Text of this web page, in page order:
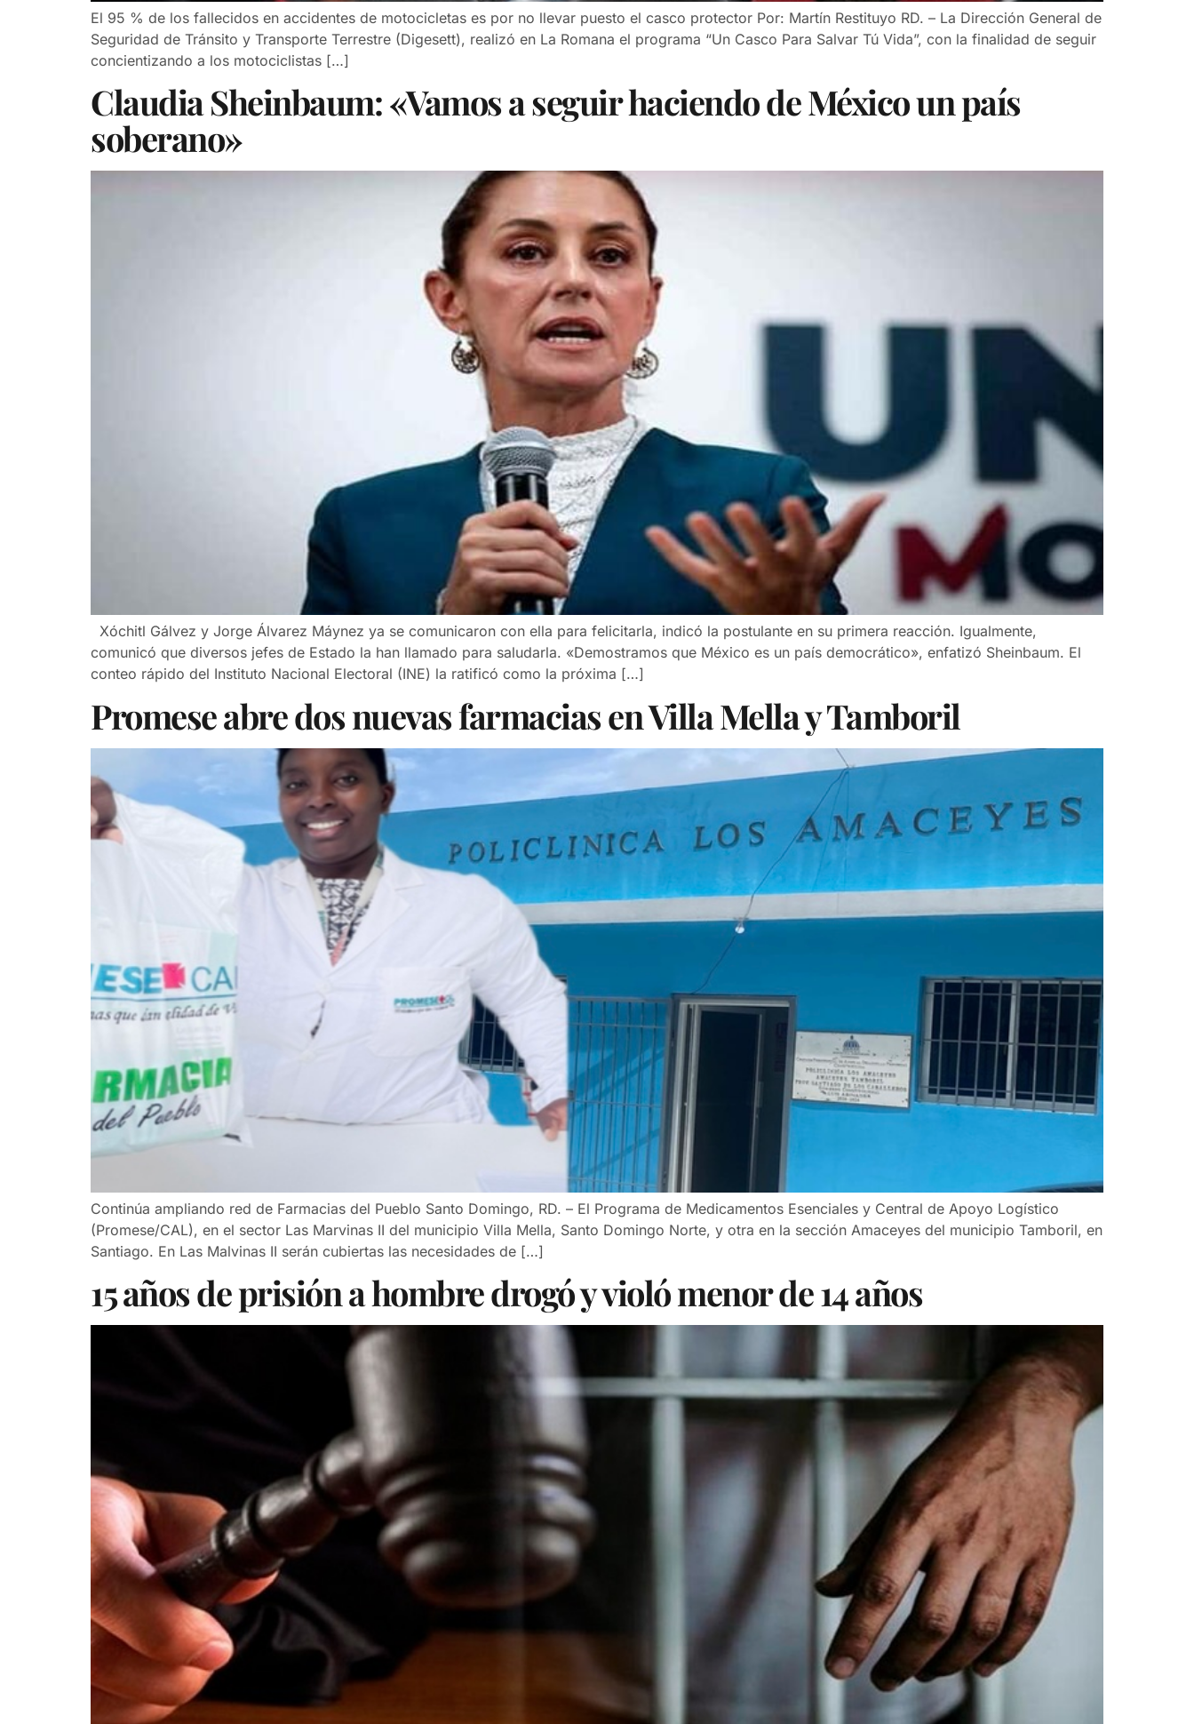
El 95 % de los fallecidos en accidentes de motocicletas es por no llevar puesto el casco protector Por: Martín Restituyo RD. – La Dirección General de
Seguridad de Tránsito y Transporte Terrestre (Digesett), realizó en La Romana el programa “Un Casco Para Salvar Tú Vida”, con la finalidad de seguir
concientizando a los motociclistas […]
Claudia Sheinbaum: «Vamos a seguir haciendo de México un país
soberano»
Xóchitl Gálvez y Jorge Álvarez Máynez ya se comunicaron con ella para felicitarla, indicó la postulante en su primera reacción. Igualmente,
comunicó que diversos jefes de Estado la han llamado para saludarla. «Demostramos que México es un país democrático», enfatizó Sheinbaum. El
conteo rápido del Instituto Nacional Electoral (INE) la ratificó como la próxima […]
Promese abre dos nuevas farmacias en Villa Mella y Tamboril
Continúa ampliando red de Farmacias del Pueblo Santo Domingo, RD. – El Programa de Medicamentos Esenciales y Central de Apoyo Logístico
(Promese/CAL), en el sector Las Marvinas II del municipio Villa Mella, Santo Domingo Norte, y otra en la sección Amaceyes del municipio Tamboril, en
Santiago. En Las Malvinas II serán cubiertas las necesidades de […]
15 años de prisión a hombre drogó y violó menor de 14 años